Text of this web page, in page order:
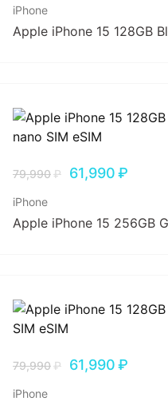
iPhone
Apple iPhone 15 128GB
79,990₽ 61,990₽
iPhone
Apple iPhone 15 256GB
79,990₽ 61,990₽
iPhone